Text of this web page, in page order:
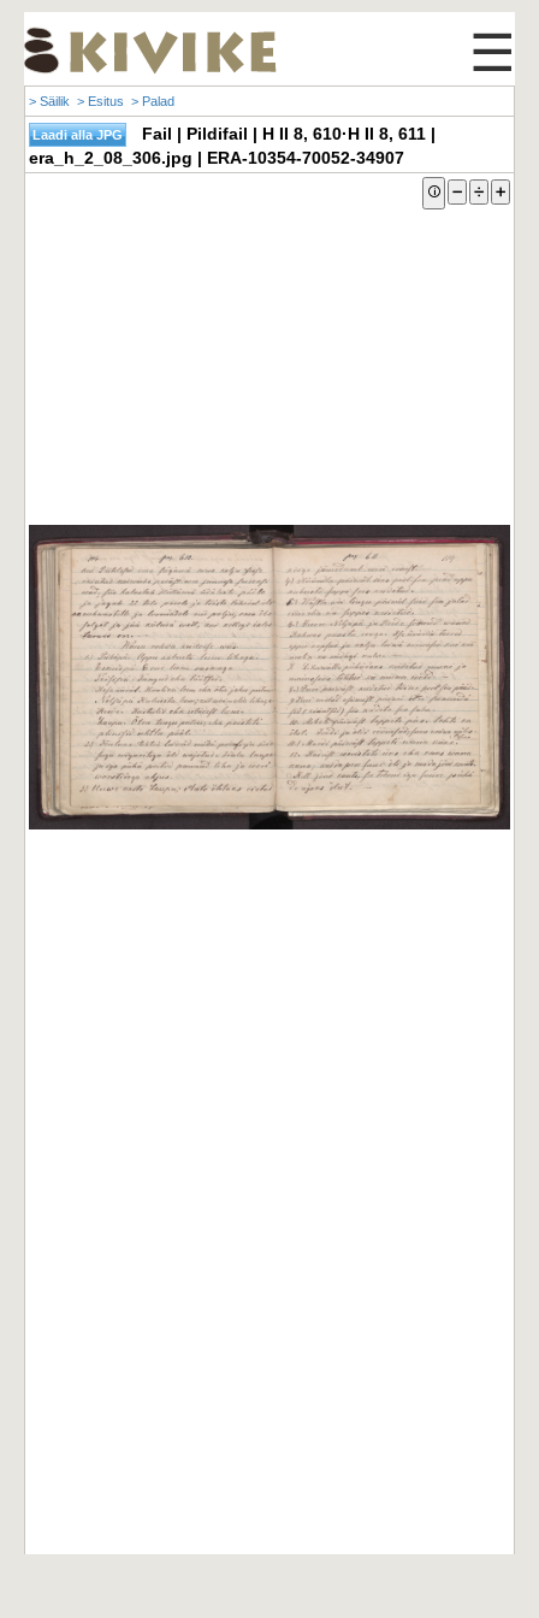
☰
> Säilik > Esitus > Palad
Fail | Pildifail | H II 8, 610·H II 8, 611 |
era_h_2_08_306.jpg | ERA-10354-70052-34907